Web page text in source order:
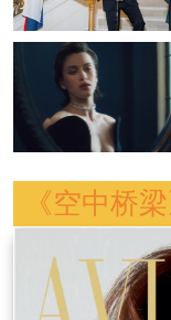
《空中桥梁